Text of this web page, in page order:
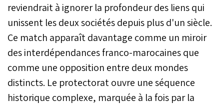
reviendrait à ignorer la profondeur des liens qui
unissent les deux sociétés depuis plus d'un siècle.
Ce match apparaît davantage comme un miroir
des interdépendances franco-marocaines que
comme une opposition entre deux mondes
distincts. Le protectorat ouvre une séquence
historique complexe, marquée à la fois par la